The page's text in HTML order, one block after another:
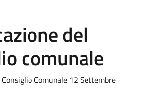
del
comunale
Consiglio Comunale 12 Settembre